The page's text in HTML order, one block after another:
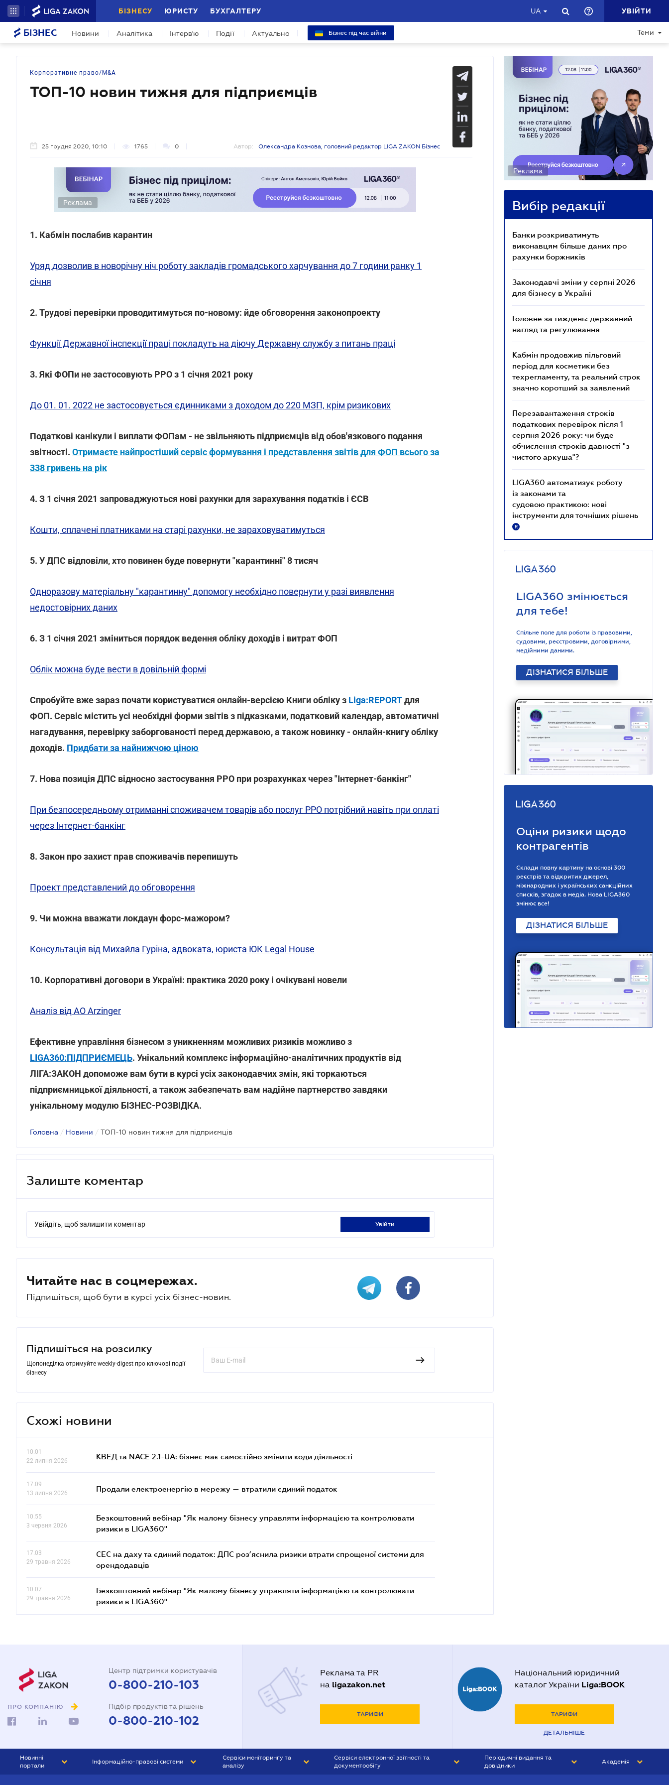
БІЗНЕСУ ЮРИСТУ БУХГАЛТЕРУ UA УВІЙТИ
БІЗНЕС Новини Аналітика Інтерв'ю Події Актуально Бізнес під час війни Теми
Корпоративне право/M&A
ТОП-10 новин тижня для підприємців
25 грудня 2020, 10:10 1765 0 Автор: Олександра Кознова, головний редактор LIGA ZAKON Бізнес
Реклама
1. Кабмін послабив карантин
Уряд дозволив в новорічну ніч роботу закладів громадського харчування до 7 години ранку 1
січня
2. Трудові перевірки проводитимуться по-новому: йде обговорення законопроекту
Функції Державної інспекції праці покладуть на діючу Державну службу з питань праці
3. Які ФОПи не застосовують РРО з 1 січня 2021 року
До 01. 01. 2022 не застосовується єдинниками з доходом до 220 МЗП, крім ризикових
Податкові канікули і виплати ФОПам - не звільняють підприємців від обов'язкового подання
звітності. Отримаєте найпростіший сервіс формування і представлення звітів для ФОП всього за
338 гривень на рік
4. З 1 січня 2021 запроваджуються нові рахунки для зарахування податків і ЄСВ
Кошти, сплачені платниками на старі рахунки, не зараховуватимуться
5. У ДПС відповіли, хто повинен буде повернути "карантинні" 8 тисяч
Одноразову матеріальну "карантинну" допомогу необхідно повернути у разі виявлення
недостовірних даних
6. З 1 січня 2021 зміниться порядок ведення обліку доходів і витрат ФОП
Облік можна буде вести в довільній формі
Спробуйте вже зараз почати користуватися онлайн-версією Книги обліку з Liga:REPORTдля
ФОП. Сервіс містить усі необхідні форми звітів з підказками, податковий календар, автоматичні
нагадування, перевірку заборгованості перед державою, а також новинку - онлайн-книгу обліку
доходів. Придбати за найнижчою ціною
7. Нова позиція ДПС відносно застосування РРО при розрахунках через "Інтернет-банкінг"
При безпосередньому отриманні споживачем товарів або послуг РРО потрібний навіть при оплаті
через Інтернет-банкінг
8. Закон про захист прав споживачів перепишуть
Проект представлений до обговорення
9. Чи можна вважати локдаун форс-мажором?
Консультація від Михайла Гуріна, адвоката, юриста ЮК Legal House
10. Корпоративні договори в Україні: практика 2020 року і очікувані новели
Аналіз від АО Arzinger
Ефективне управління бізнесом з уникненням можливих ризиків можливо з
LIGA360:ПІДПРИЄМЕЦЬ. Унікальний комплекс інформаційно-аналітичних продуктів від
ЛІГА:ЗАКОН допоможе вам бути в курсі усіх законодавчих змін, які торкаються
підприємницької діяльності, а також забезпечать вам надійне партнерство завдяки
унікальному модулю БІЗНЕС-РОЗВІДКА.
Головна / Новини / ТОП-10 новин тижня для підприємців
Залиште коментар
Увійдіть, щоб залишити коментар увійти
Читайте нас в соцмережах.
Підпишіться, щоб бути в курсі усіх бізнес-новин.
Підпишіться на розсилку
Щопонеділка отримуйте weekly-digest про ключові події
бізнесу
Схожі новини
10.01
22 липня 2026
КВЕД та NACE 2.1-UA: бізнес має самостійно змінити коди діяльності
17.09
13 липня 2026
Продали електроенергію в мережу — втратили єдиний податок
10.55
3 червня 2026
Безкоштовний вебінар "Як малому бізнесу управляти інформацією та контролювати
ризики в LIGA360"
17.03
29 травня 2026
СЕС на даху та єдиний податок: ДПС роз’яснила ризики втрати спрощеної системи для
орендодавців
10.07
29 травня 2026
Безкоштовний вебінар "Як малому бізнесу управляти інформацією та контролювати
ризики в LIGA360"
Реклама
Вибір редакції
Банки розкриватимуть
виконавцям більше даних про
рахунки боржників
Законодавчі зміни у серпні 2026
для бізнесу в Україні
Головне за тиждень: державний
нагляд та регулювання
Кабмін продовжив пільговий
період для косметики без
техрегламенту, та реальний строк
значно коротший за заявлений
Перезавантаження строків
податкових перевірок після 1
серпня 2026 року: чи буде
обчислення строків давності "з
чистого аркуша"?
LIGA360 автоматизує роботу
із законами та
судовою практикою: нові
інструменти для точніших рішень
R
LIGA360 змінюється
для тебе!
Спільне поле для роботи із правовими,
судовими, реєстровими, договірними,
медійними даними.
ДІЗНАТИСЯ БІЛЬШЕ
Оціни ризики щодо
контрагентів
Склади повну картину на основі 300
реєстрів та відкритих джерел,
міжнародних і українських санкційних
списків, згадок в медіа. Нова LIGA360
змінює все!
ДІЗНАТИСЯ БІЛЬШЕ
ПРО КОМПАНІЮ
Центр підтримки користувачів
0-800-210-103
Підбір продуктів та рішень
0-800-210-102
Реклама та PR
на ligazakon.net
ТАРИФИ
Національний юридичний
каталог України Liga:BOOK
ТАРИФИ
ДЕТАЛЬНІШЕ
Новинні
портали
Інформаційно-правові системи
Сервіси моніторингу та
аналізу
Сервіси електронної звітності та
документообігу
Періодичні видання та
довідники
Академія